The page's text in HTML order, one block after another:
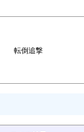
転倒追撃